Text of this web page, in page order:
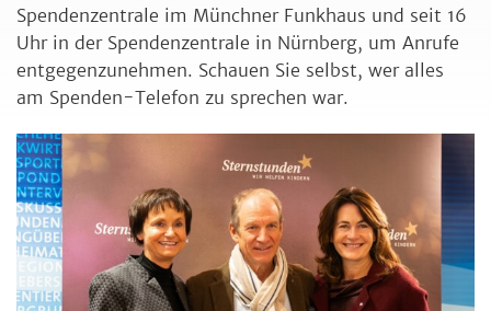
Spendenzentrale im Münchner Funkhaus und seit 16
Uhr in der Spendenzentrale in Nürnberg, um Anrufe
entgegenzunehmen. Schauen Sie selbst, wer alles
am Spenden-Telefon zu sprechen war.